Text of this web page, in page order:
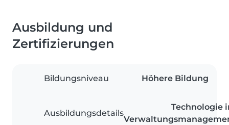
Ausbildung und
Zertifizierungen
Bildungsniveau Höhere Bildung
Ausbildungsdetails
Technologie